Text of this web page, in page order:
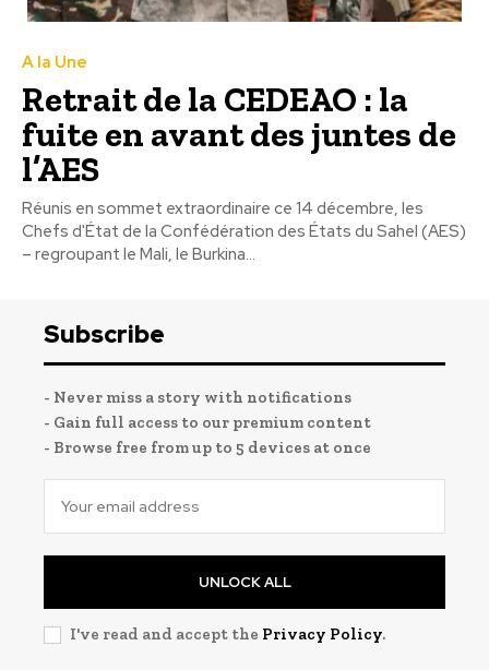
A la Une
Retrait de la CEDEAO : la
fuite en avant des juntes de
l’AES
Réunis en sommet extraordinaire ce 14 décembre, les
Chefs d'État de la Confédération des États du Sahel (AES)
– regroupant le Mali, le Burkina...
Subscribe
- Never miss a story with notifications
- Gain full access to our premium content
- Browse free from up to 5 devices at once
UNLOCK ALL
I've read and accept the Privacy Policy.